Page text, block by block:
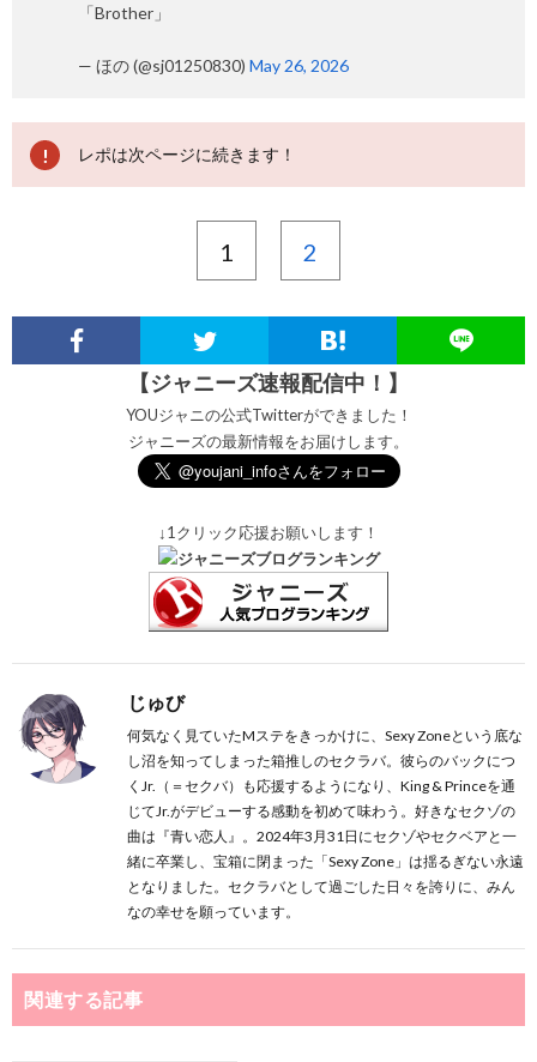
「Brother」
— ほの (@sj01250830) May 26, 2026
レポは次ページに続きます！
1 2
【ジャニーズ速報配信中！】
YOUジャニの公式Twitterができました！
ジャニーズの最新情報をお届けします。
↓1クリック応援お願いします！
じゅび
何気なく見ていたMステをきっかけに、Sexy Zoneという底な
し沼を知ってしまった箱推しのセクラバ。彼らのバックにつ
くJr.（＝セクバ）も応援するようになり、King & Princeを通
じてJr.がデビューする感動を初めて味わう。好きなセクゾの
曲は『青い恋人』。2024年3月31日にセクゾやセクベアと一
緒に卒業し、宝箱に閉まった「Sexy Zone」は揺るぎない永遠
となりました。セクラバとして過ごした日々を誇りに、みん
なの幸せを願っています。
関連する記事